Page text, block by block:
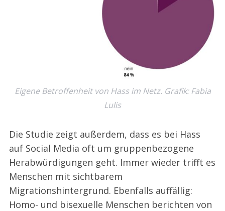
Eigene Betroffenheit von Hass im Netz. Grafik: Fabia
Lulis
Die Studie zeigt außerdem, dass es bei Hass
auf Social Media oft um gruppenbezogene
Herabwürdigungen geht. Immer wieder trifft es
Menschen mit sichtbarem
Migrationshintergrund. Ebenfalls auffällig:
Homo- und bisexuelle Menschen berichten von